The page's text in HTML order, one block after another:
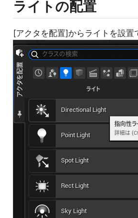
ライトの配置
[アクタを配置]からライトを設置